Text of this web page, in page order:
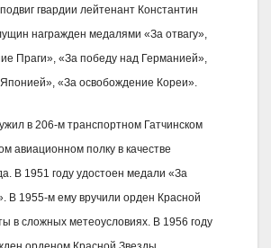
гвардии лейтенант Константин
награжден медалями «За отвагу»,
Праги», «За победу над Германией»,
«За освобождение Кореи».
в 206-м транспортном Гатчинском
авиационном полку в качестве
В 1951 году удостоен медали «За
В 1955-м ему вручили орден Красной
в сложных метеоусловиях. В 1956 году